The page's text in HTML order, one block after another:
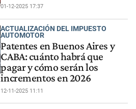
01-12-2025 17:37
ACTUALIZACIÓN DEL IMPUESTO
AUTOMOTOR
Patentes en Buenos Aires y
CABA: cuánto habrá que
pagar y cómo serán los
incrementos en 2026
12-11-2025 11:11